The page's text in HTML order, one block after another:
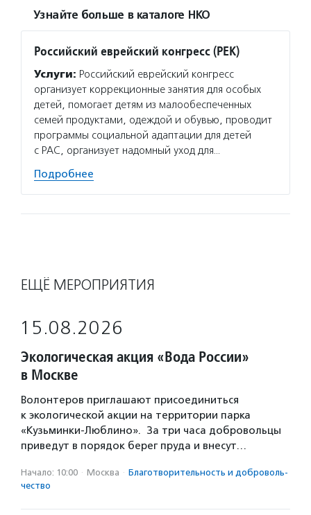
Узнайте больше в каталоге НКО
Российский еврейский конгресс (РЕК)
Услуги: Российский еврейский конгресс
организует коррекционные занятия для особых
детей, помогает детям из малообеспеченных
семей продуктами, одеждой и обувью, проводит
программы социальной адаптации для детей
с РАС, организует надомный уход для…
Подробнее
ЕЩЁ МЕРОПРИЯТИЯ
15.08.2026
Экологическая акция «Вода России»
в Москве
Волонтеров приглашают присоединиться
к экологической акции на территории парка
«Кузьминки-Люблино». За три часа добровольцы
приведут в порядок берег пруда и внесут…
Начало: 10:00 · Москва · Благотвори­тель­ность и доброволь­
чест­во